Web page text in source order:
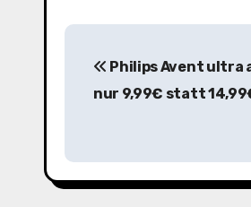
B
t
r
Philips Avent ultra
nur 9,99€ statt